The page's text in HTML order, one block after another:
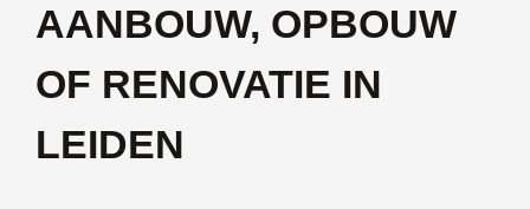
AANBOUW, OPBOUW
OF RENOVATIE IN
LEIDEN